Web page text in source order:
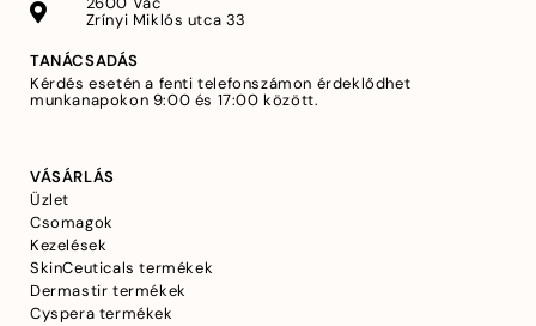
Zrínyi Miklós utca 33
TANÁCSADÁS
Kérdés esetén a fenti telefonszámon érdeklődhet
munkanapokon 9:00 és 17:00 között.
VÁSÁRLÁS
Üzlet
Csomagok
Kezelések
SkinCeuticals termékek
Dermastir termékek
Cyspera termékek